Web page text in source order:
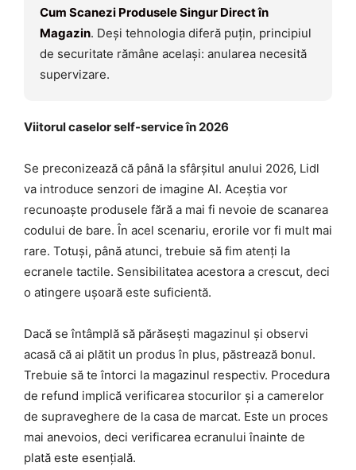
Cum Scanezi Produsele Singur Direct în
Magazin. Deși tehnologia diferă puțin, principiul
de securitate rămâne același: anularea necesită
supervizare.
Viitorul caselor self-service în 2026
Se preconizează că până la sfârșitul anului 2026, Lidl
va introduce senzori de imagine AI. Aceștia vor
recunoaște produsele fără a mai fi nevoie de scanarea
codului de bare. În acel scenariu, erorile vor fi mult mai
rare. Totuși, până atunci, trebuie să fim atenți la
ecranele tactile. Sensibilitatea acestora a crescut, deci
o atingere ușoară este suficientă.
Dacă se întâmplă să părăsești magazinul și observi
acasă că ai plătit un produs în plus, păstrează bonul.
Trebuie să te întorci la magazinul respectiv. Procedura
de refund implică verificarea stocurilor și a camerelor
de supraveghere de la casa de marcat. Este un proces
mai anevoios, deci verificarea ecranului înainte de
plată este esențială.